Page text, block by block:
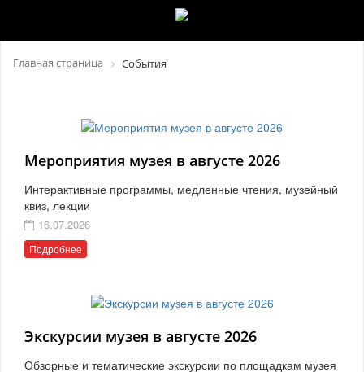
Главная страница События
Мероприятия музея в августе 2026
Интерактивные программы, медленные чтения, музейный
квиз, лекции
16.07.2026
Подробнее
Экскурсии музея в августе 2026
Обзорные и тематические экскурсии по площадкам музея